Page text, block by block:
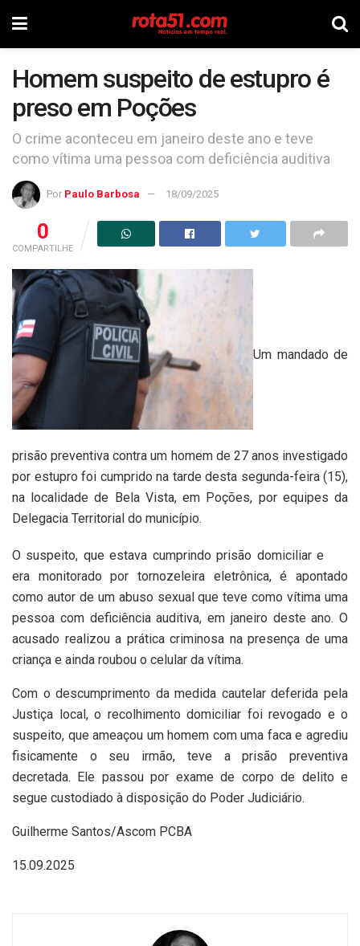
Homem suspeito de estupro é
preso em Poções
O crime aconteceu em janeiro deste ano e teve
como vítima uma pessoa com deficiência auditiva
Por Paulo Barbosa 18/09/2025
0
COMPARTILHE
Um mandado de
prisão preventiva contra um homem de 27 anos investigado
por estupro foi cumprido na tarde desta segunda-feira (15),
na localidade de Bela Vista, em Poções, por equipes da
Delegacia Territorial do município.
O suspeito, que estava cumprindo prisão domiciliar e
era monitorado por tornozeleira eletrônica, é apontado
como autor de um abuso sexual que teve como vítima uma
pessoa com deficiência auditiva, em janeiro deste ano. O
acusado realizou a prática criminosa na presença de uma
criança e ainda roubou o celular da vítima.
Com o descumprimento da medida cautelar deferida pela
Justiça local, o recolhimento domiciliar foi revogado e o
suspeito, que ameaçou um homem com uma faca e agrediu
fisicamente o seu irmão, teve a prisão preventiva
decretada. Ele passou por exame de corpo de delito e
segue custodiado à disposição do Poder Judiciário.
Guilherme Santos/Ascom PCBA
15.09.2025